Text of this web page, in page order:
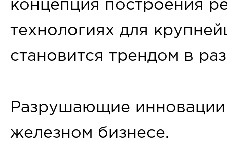
концепция построения
технологиях для
становится трендом в
Разрушающие
железном бизнесе.